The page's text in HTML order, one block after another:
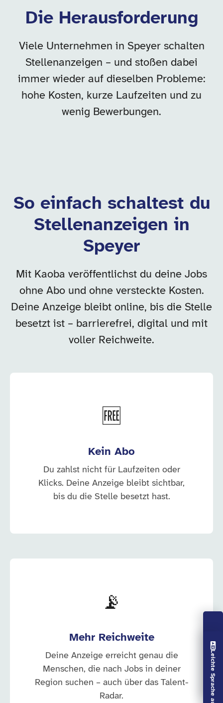
Vorlesen aus
Leichte Sprache aus
Die Herausforderung
Viele Unternehmen in Speyer schalten
Stellenanzeigen – und stoßen dabei
immer wieder auf dieselben Probleme:
hohe Kosten, kurze Laufzeiten und zu
wenig Bewerbungen.
So einfach schaltest du
Stellenanzeigen in
Speyer
Mit Kaoba veröffentlichst du deine Jobs
ohne Abo und ohne versteckte Kosten.
Deine Anzeige bleibt online, bis die Stelle
besetzt ist – barrierefrei, digital und mit
voller Reichweite.
🆓
Kein Abo
Du zahlst nicht für Laufzeiten oder
Klicks. Deine Anzeige bleibt sichtbar,
bis du die Stelle besetzt hast.
📡
Mehr Reichweite
Deine Anzeige erreicht genau die
Menschen, die nach Jobs in deiner
Region suchen – auch über das Talent-
Radar.